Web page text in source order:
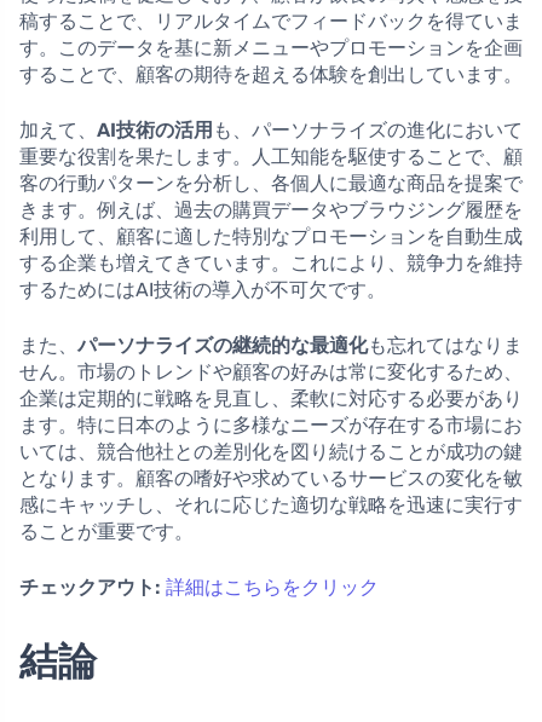
稿することで、リアルタイムでフィードバックを得ていま
す。このデータを基に新メニューやプロモーションを企画
することで、顧客の期待を超える体験を創出しています。
加えて、 AI技術の活用 も、パーソナライズの進化において
重要な役割を果たします。人工知能を駆使することで、顧
客の行動パターンを分析し、各個人に最適な商品を提案で
きます。例えば、過去の購買データやブラウジング履歴を
利用して、顧客に適した特別なプロモーションを自動生成
する企業も増えてきています。これにより、競争力を維持
するためにはAI技術の導入が不可欠です。
また、 パーソナライズの継続的な最適化も忘れてはなりま
せん。市場のトレンドや顧客の好みは常に変化するため、
企業は定期的に戦略を見直し、柔軟に対応する必要があり
ます。特に日本のように多様なニーズが存在する市場にお
いては、競合他社との差別化を図り続けることが成功の鍵
となります。顧客の嗜好や求めているサービスの変化を敏
感にキャッチし、それに応じた適切な戦略を迅速に実行す
ることが重要です。
チェックアウト: 詳細はこちらをクリック
結論